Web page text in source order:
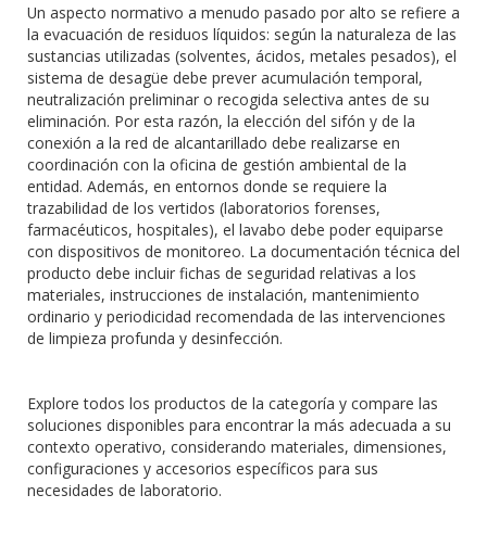
Un aspecto normativo a menudo pasado por alto se refiere a
la evacuación de residuos líquidos: según la naturaleza de las
sustancias utilizadas (solventes, ácidos, metales pesados), el
sistema de desagüe debe prever acumulación temporal,
neutralización preliminar o recogida selectiva antes de su
eliminación. Por esta razón, la elección del sifón y de la
conexión a la red de alcantarillado debe realizarse en
coordinación con la oficina de gestión ambiental de la
entidad. Además, en entornos donde se requiere la
trazabilidad de los vertidos (laboratorios forenses,
farmacéuticos, hospitales), el lavabo debe poder equiparse
con dispositivos de monitoreo. La documentación técnica del
producto debe incluir fichas de seguridad relativas a los
materiales, instrucciones de instalación, mantenimiento
ordinario y periodicidad recomendada de las intervenciones
de limpieza profunda y desinfección.
Explore todos los productos de la categoría y compare las
soluciones disponibles para encontrar la más adecuada a su
contexto operativo, considerando materiales, dimensiones,
configuraciones y accesorios específicos para sus
necesidades de laboratorio.